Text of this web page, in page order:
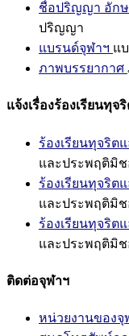
ชื่อปริญญา อัก
ปริญญา
แบรนด์จุฬาฯ แ
ภาพบรรยากาศ
แจ้งเรื่องร้องเรียนทุจ
ร้องเรียนทุจริต
และประพฤติมิช
ร้องเรียนทุจริต
และประพฤติมิช
ร้องเรียนทุจริต
และประพฤติมิช
ติดต่อจุฬาฯ
หน่วยงานของจุ